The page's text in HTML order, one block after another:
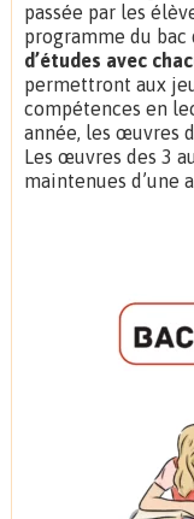
passée par les
programme du
d’études avec
permettront aux
compétences en
année, les œuvres
Les œuvres des 3
maintenues d’une